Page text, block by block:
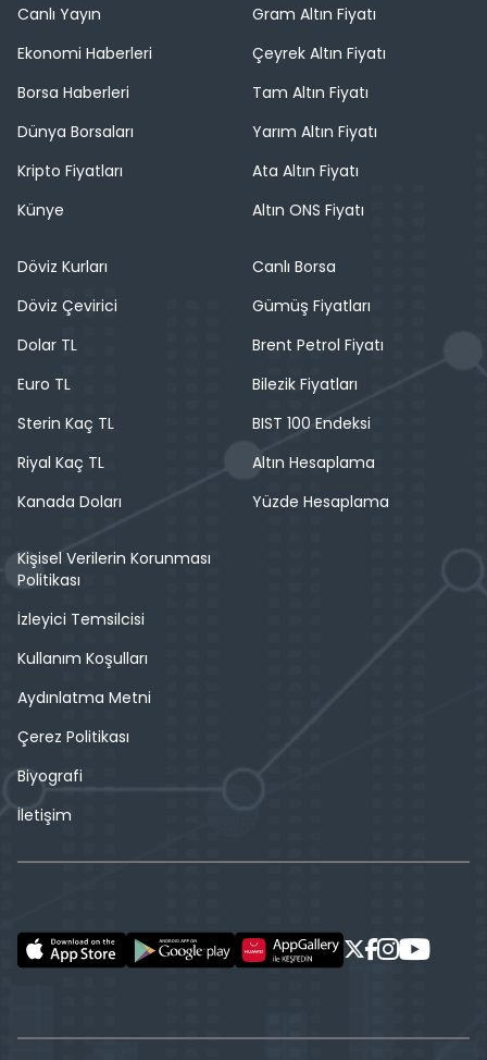
Canlı Yayın
Ekonomi Haberleri
Borsa Haberleri
Dünya Borsaları
Kripto Fiyatları
Künye
Gram Altın Fiyatı
Çeyrek Altın Fiyatı
Tam Altın Fiyatı
Yarım Altın Fiyatı
Ata Altın Fiyatı
Altın ONS Fiyatı
Döviz Kurları
Döviz Çevirici
Dolar TL
Euro TL
Sterin Kaç TL
Riyal Kaç TL
Kanada Doları
Canlı Borsa
Gümüş Fiyatları
Brent Petrol Fiyatı
Bilezik Fiyatları
BIST 100 Endeksi
Altın Hesaplama
Yüzde Hesaplama
Kişisel Verilerin Korunması
Politikası
İzleyici Temsilcisi
Kullanım Koşulları
Aydınlatma Metni
Çerez Politikası
Biyografi
İletişim